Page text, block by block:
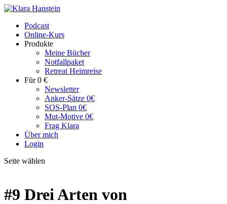
Podcast
Online-Kurs
Produkte
Meine Bücher
Notfallpaket
Retreat Heimreise
Für 0 €
Newsletter
Anker-Sätze 0€
SOS-Plan 0€
Mut-Motive 0€
Frag Klara
Über mich
Login
Seite wählen
#9 Drei Arten von